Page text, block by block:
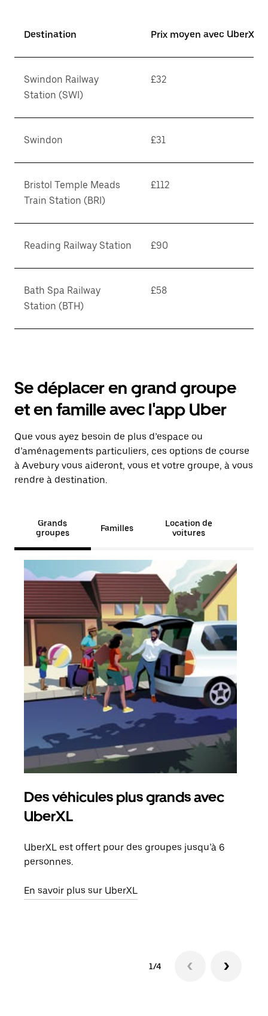
Destination Prix moyen avec UberX*
Swindon Railway
Station (SWI)
£32
Swindon £31
Bristol Temple Meads
Train Station (BRI)
£112
Reading Railway Station £90
Bath Spa Railway
Station (BTH)
£58
Se déplacer en grand groupe
et en famille avec l'app Uber
Que vous ayez besoin de plus d’espace ou
d’aménagements particuliers, ces options de course
à Avebury vous aideront, vous et votre groupe, à vous
rendre à destination.
Grands
groupes
Familles
Location de
voitures
Des véhicules plus grands avec
UberXL
UberXL est offert pour des groupes jusqu’à 6
personnes.
En savoir plus sur UberXL
1/4